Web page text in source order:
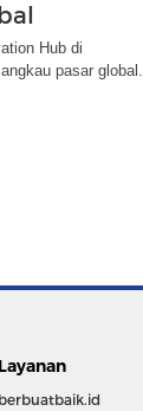
Hub di
pasar global.
Layanan
berbuatbaik.id